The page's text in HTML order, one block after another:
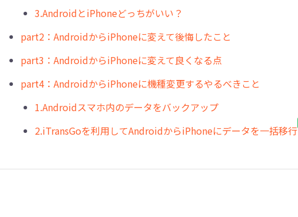
3.AndroidとiPhoneどっちがいい？
part2：AndroidからiPhoneに変えて後悔したこと
part3：AndroidからiPhoneに変えて良くなる点
part4：AndroidからiPhoneに機種変更するやるべきこと
1.Androidスマホ内のデータをバックアップ
2.iTransGoを利用してAndroidからiPhoneにデータを一括移行